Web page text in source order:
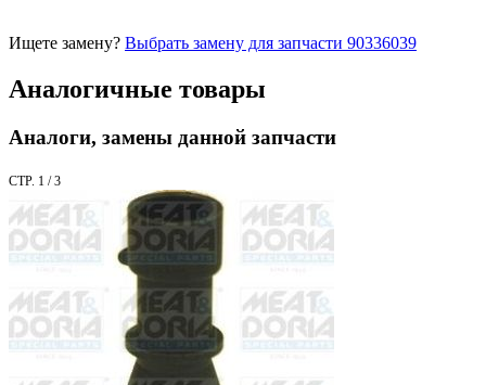
Ищете замену? Выбрать замену для запчасти 90336039
Аналогичные товары
Аналоги, замены данной запчасти
СТР. 1 / 3